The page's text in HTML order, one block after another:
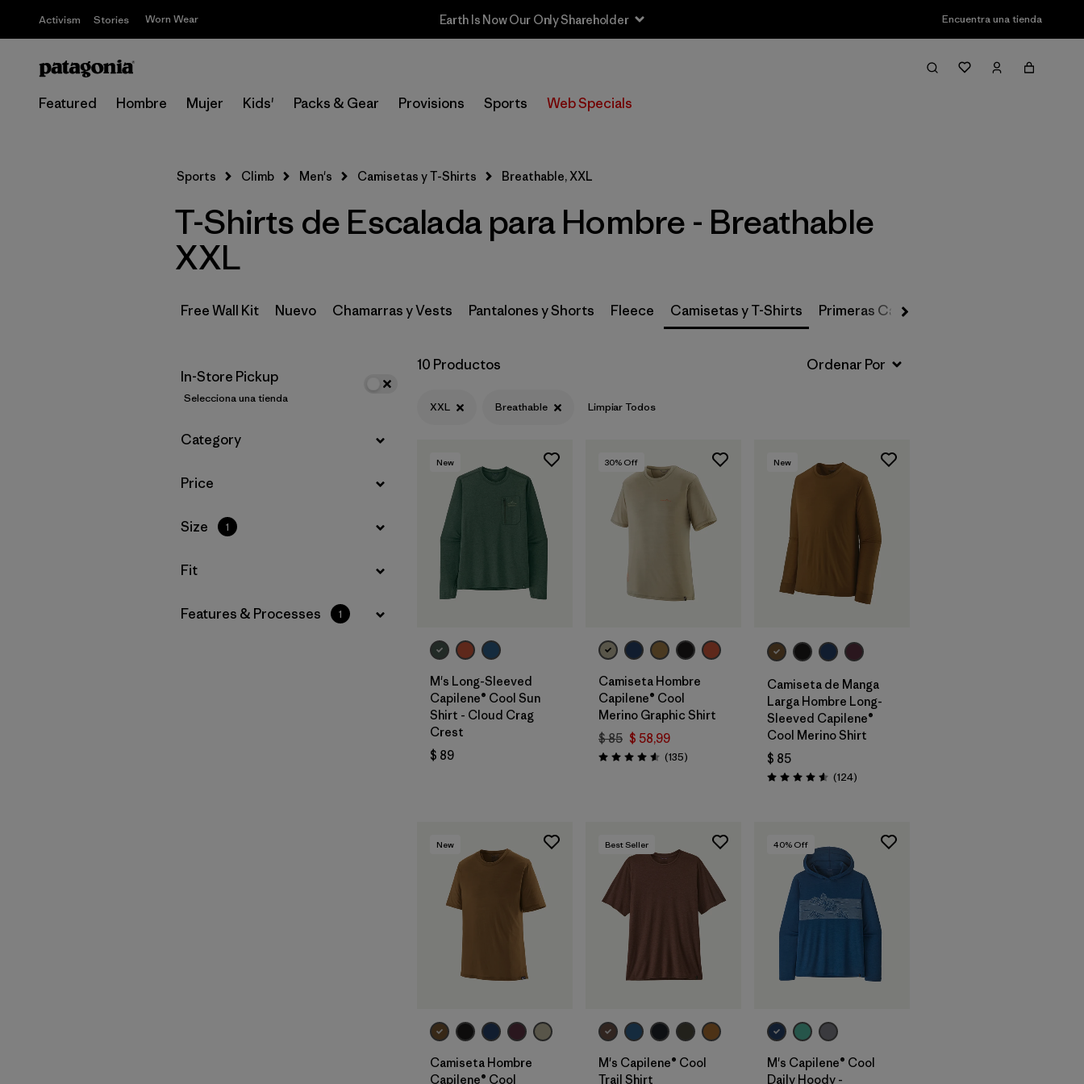
Activism Stories Worn Wear Earth Is Now Our Only Shareholder Encuentra una tienda
Featured Hombre Mujer Kids' Packs & Gear Provisions Sports Web Specials
Filter & Sort
Selecciona una tienda
Filtrar por
Price
Filtrar por
Size 1
Filtrar por
Features & Processes 1
Sports Climb Men's Camisetas y T-Shirts Breathable, XXL
T-Shirts de Escalada para Hombre - Breathable
XXL
Free Wall Kit Nuevo Chamarras y Vests Pantalones y Shorts Fleece Camisetas y T-Shirts Primeras Capas, Calcetines y Ropa
In-Store Pickup
Selecciona una tienda
Filtrar por
Category
Filtrar por
Price
Filtrar por
Size 1
Filtrar por
Fit
Filtrar por
Features & Processes 1
10 Productos
XXL Breathable Limpiar Todos
New
M's Long-Sleeved
Capilene® Cool Sun
Shirt - Cloud Crag
Crest
$ 89
30% Off
Camiseta Hombre
Capilene® Cool
Merino Graphic Shirt
$ 85 $ 58,99
Valoración: 4.6 / 5
(135Comentarios
)
New
Camiseta de Manga
Larga Hombre Long-
Sleeved Capilene®
Cool Merino Shirt
$ 85
Valoración: 4.6 / 5
(124Comentarios
)
New
Camiseta Hombre
Capilene® Cool
Best Seller
M's Capilene® Cool
Trail Shirt
40% Off
M's Capilene® Cool
Daily Hoody -